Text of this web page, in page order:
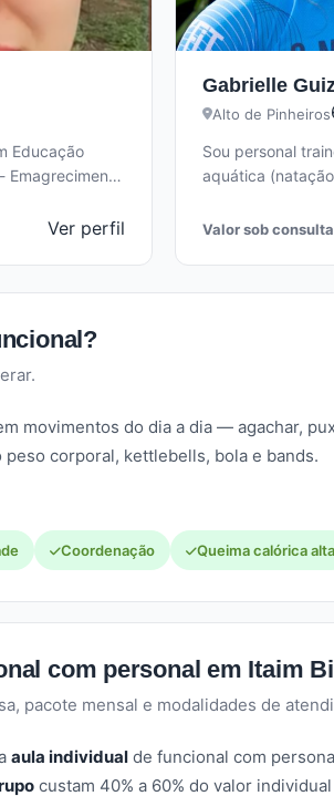
Educação
Emagrecimento
Ver perfil
Gabrielle
Alto de Pinheiros
Sou personal
aquática
Valor sob consulta
movimentos do dia a dia — agachar,
corporal, kettlebells, bola e bands.
Coordenação Queima calórica alta
com personal em Itaim
pacote mensal e modalidades de
aula individual de funcional com
custam 40% a 60% do valor